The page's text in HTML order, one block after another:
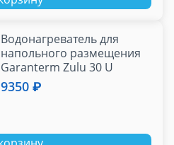
Водонагреватель для
напольного размещения
Garanterm Zulu 30 U
ЭдЭБ03633
9350 ₽